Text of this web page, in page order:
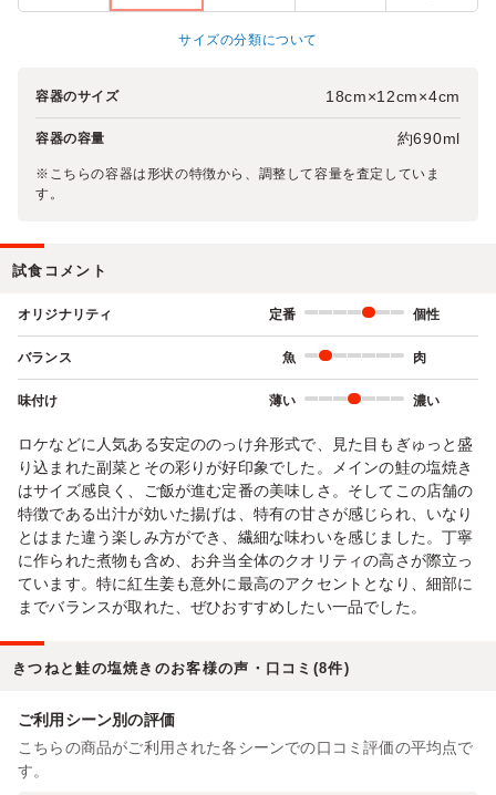
サイズの分類について
容器のサイズ 18cm×12cm×4cm
容器の容量 約690ml
※こちらの容器は形状の特徴から、調整して容量を査定していま
す。
試食コメント
オリジナリティ 定番 個性
バランス 魚 肉
味付け 薄い 濃い
ロケなどに人気ある安定ののっけ弁形式で、見た目もぎゅっと盛
り込まれた副菜とその彩りが好印象でした。メインの鮭の塩焼き
はサイズ感良く、ご飯が進む定番の美味しさ。そしてこの店舗の
特徴である出汁が効いた揚げは、特有の甘さが感じられ、いなり
とはまた違う楽しみ方ができ、繊細な味わいを感じました。丁寧
に作られた煮物も含め、お弁当全体のクオリティの高さが際立っ
ています。特に紅生姜も意外に最高のアクセントとなり、細部に
までバランスが取れた、ぜひおすすめしたい一品でした。
きつねと鮭の塩焼きのお客様の声・口コミ(8件)
ご利用シーン別の評価
こちらの商品がご利用された各シーンでの口コミ評価の平均点で
す。